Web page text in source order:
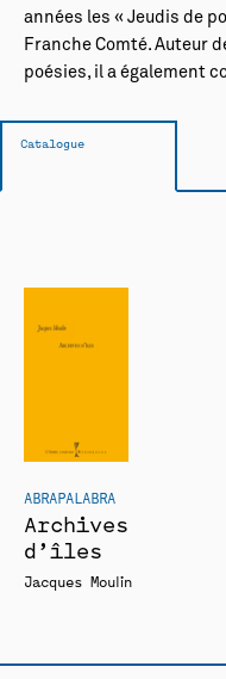
Rencontres
années les « Jeudis de
Franche Comté. Auteur
poésies, il a également
Catalogue
ABRAPALABRA
Archives
d’îles
Jacques Moulin